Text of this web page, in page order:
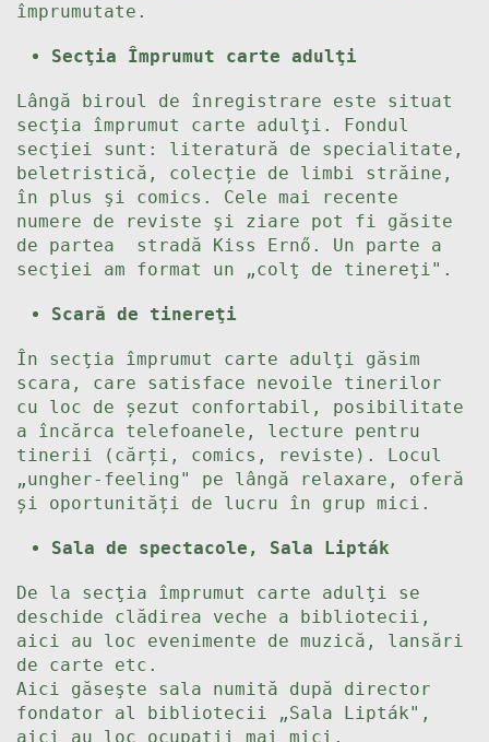
împrumutate.
Secţia Împrumut carte adulţi
Lângă biroul de înregistrare este situat
secţia împrumut carte adulţi. Fondul
secţiei sunt: literatură de specialitate,
beletristică, colecție de limbi străine,
în plus şi comics. Cele mai recente
numere de reviste şi ziare pot fi găsite
de partea stradă Kiss Ernő. Un parte a
secţiei am format un „colţ de tinereţi".
Scară de tinereţi
În secţia împrumut carte adulţi găsim
scara, care satisface nevoile tinerilor
cu loc de șezut confortabil, posibilitate
a încărca telefoanele, lecture pentru
tinerii (cărți, comics, reviste). Locul
„ungher-feeling" pe lângă relaxare, oferă
și oportunități de lucru în grup mici.
Sala de spectacole, Sala Lipták
De la secţia împrumut carte adulţi se
deschide clădirea veche a bibliotecii,
aici au loc evenimente de muzică, lansări
de carte etc.
Aici găseşte sala numită după director
fondator al bibliotecii „Sala Lipták",
aici au loc ocupaţii mai mici.